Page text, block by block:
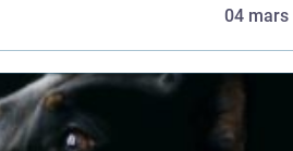
04 mars